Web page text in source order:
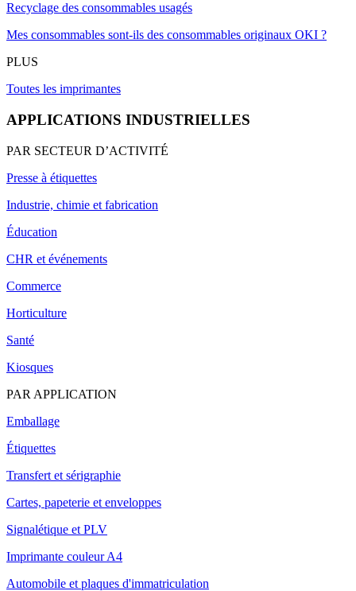
Recyclage des consommables usagés
Mes consommables sont-ils des consommables originaux OKI ?
PLUS
Toutes les imprimantes
APPLICATIONS INDUSTRIELLES
PAR SECTEUR D’ACTIVITÉ
Presse à étiquettes
Industrie, chimie et fabrication
Éducation
CHR et événements
Commerce
Horticulture
Santé
Kiosques
PAR APPLICATION
Emballage
Étiquettes
Transfert et sérigraphie
Cartes, papeterie et enveloppes
Signalétique et PLV
Imprimante couleur A4
Automobile et plaques d'immatriculation